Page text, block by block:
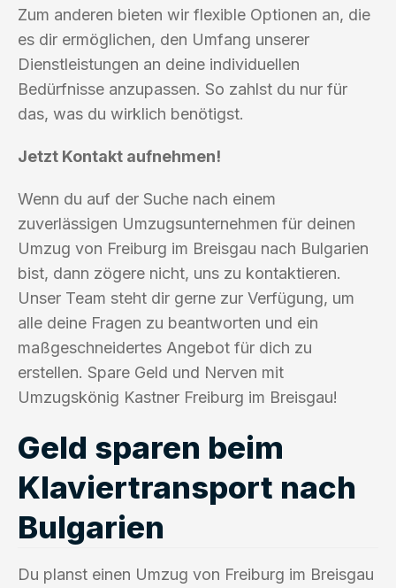
Zum anderen bieten wir flexible Optionen an, die
es dir ermöglichen, den Umfang unserer
Dienstleistungen an deine individuellen
Bedürfnisse anzupassen. So zahlst du nur für
das, was du wirklich benötigst.
Jetzt Kontakt aufnehmen!
Wenn du auf der Suche nach einem
zuverlässigen Umzugsunternehmen für deinen
Umzug von Freiburg im Breisgau nach Bulgarien
bist, dann zögere nicht, uns zu kontaktieren.
Unser Team steht dir gerne zur Verfügung, um
alle deine Fragen zu beantworten und ein
maßgeschneidertes Angebot für dich zu
erstellen. Spare Geld und Nerven mit
Umzugskönig Kastner Freiburg im Breisgau!
Geld sparen beim
Klaviertransport nach
Bulgarien
Du planst einen Umzug von Freiburg im Breisgau